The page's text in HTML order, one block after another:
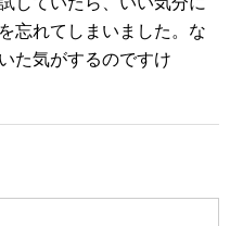
忘れてしまいました。な
た気がするのですけ